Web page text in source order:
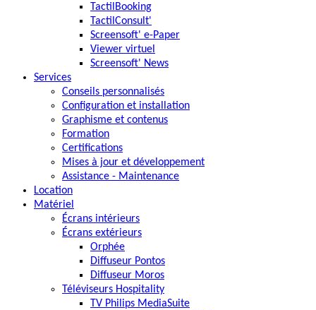
TactilBooking
TactilConsult'
Screensoft' e-Paper
Viewer virtuel
Screensoft' News
Services
Conseils personnalisés
Configuration et installation
Graphisme et contenus
Formation
Certifications
Mises à jour et développement
Assistance - Maintenance
Location
Matériel
Écrans intérieurs
Écrans extérieurs
Orphée
Diffuseur Pontos
Diffuseur Moros
Téléviseurs Hospitality
TV Philips MediaSuite